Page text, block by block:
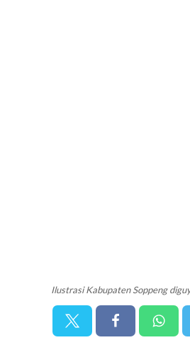
Ilustrasi Kabupaten Soppeng